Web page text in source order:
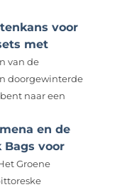
voor
met
van de
doorgewinterde
naar een
en de
Bags voor
Groene